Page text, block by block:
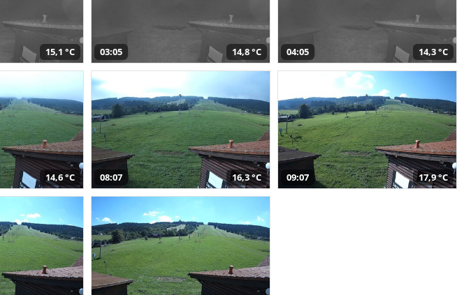
15,1 °C 03:05 14,8 °C 04:05 14,3 °C
14,6 °C 08:07 16,3 °C 09:07 17,9 °C